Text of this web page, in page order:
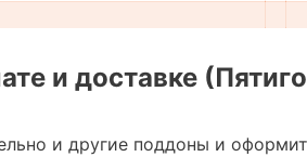
и доставке
и другие поддоны и